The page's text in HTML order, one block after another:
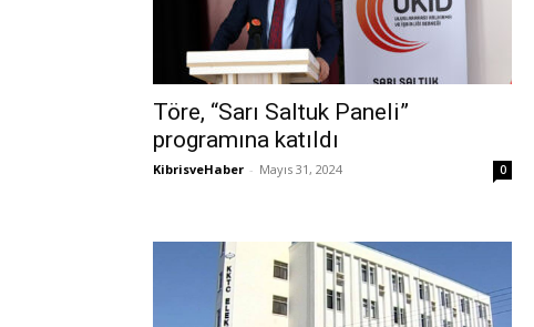
Töre, “Sarı Saltuk Paneli”
programına katıldı
KibrisveHaber - Mayıs 31, 2024 0